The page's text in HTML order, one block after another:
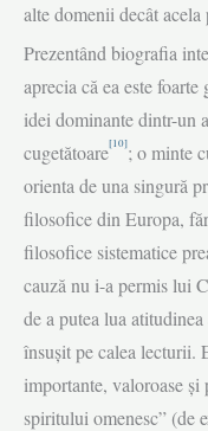
alte domenii decât
Prezentând biografia
aprecia că ea este
idei dominante dintr-un
cugetătoare[10]; o minte
orienta de una singură
filosofice din Europa,
filosofice sistematice
cauză nu i-a permis lui
de a putea lua
însușit pe calea lecturii.
importante, valoroase
spiritului omenesc” (de